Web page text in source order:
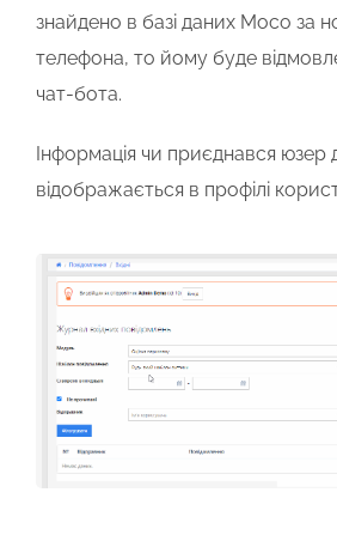
знайдено в базі даних Мосо за
телефона, то йому буде
чат-бота.
Інформація чи приєднався юзер
відображається в профілі